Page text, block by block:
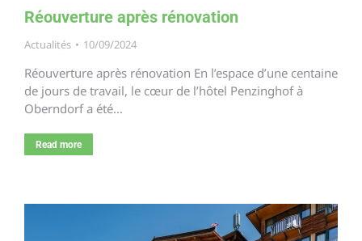
Réouverture après rénovation
Actualités 10/09/2024
Réouverture après rénovation En l’espace d’une centaine
de jours de travail, le cœur de l’hôtel Penzinghof à
Oberndorf a été…
Read more